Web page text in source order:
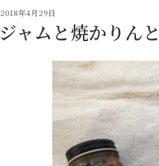
投
日:
2018年4月29日
ジャムと焼かりん